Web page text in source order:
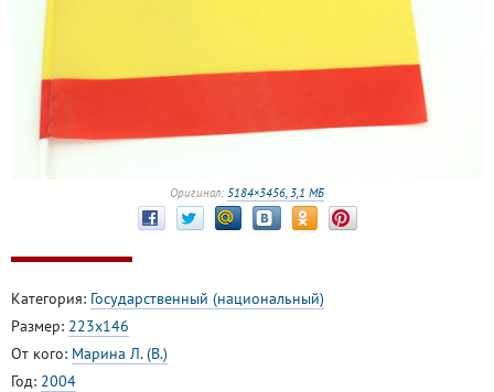
Оригинал: 5184×3456, 3,1 МБ
Категория: Государственный (национальный)
Размер: 223х146
От кого: Марина Л. (В.)
Год: 2004